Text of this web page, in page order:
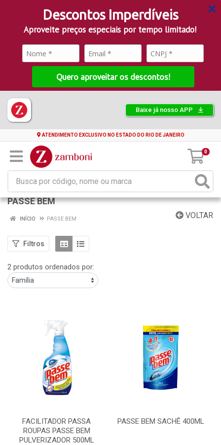
Descontos Imperdíveis
Aproveite preços especiais por tempo limitado!
Quero aproveitar os descontos!
Baixe já nosso APP
ATENDIMENTO EXCLUSIVO NO ESTADO DO RIO DE JANEIRO
0
PASSE BEM
VOLTAR
INÍCIO PASSE BEM
Filtros
2 produtos ordenados por:
FACILITADOR PASSA
ROUPAS PASSE BEM
PULVERIZADOR 500ML
PASSE BEM SACHÊ 400ML